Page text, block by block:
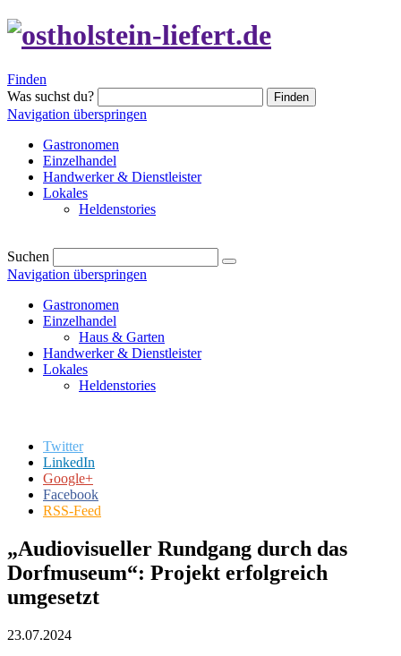
Finden
Was suchst du?
Finden
Navigation überspringen
Gastronomen
Einzelhandel
Handwerker & Dienstleister
Lokales
Heldenstories
Suchen
Navigation überspringen
Gastronomen
Einzelhandel
Haus & Garten
Handwerker & Dienstleister
Lokales
Heldenstories
Twitter
LinkedIn
Google+
Facebook
RSS-Feed
„Audiovisueller Rundgang durch das
Dorfmuseum“: Projekt erfolgreich
umgesetzt
23.07.2024